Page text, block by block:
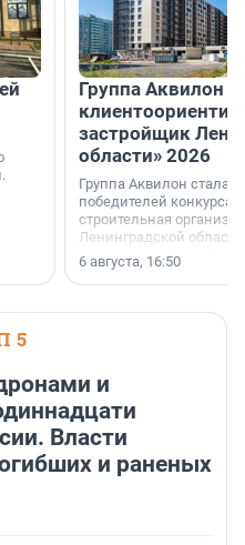
Группа Аквилон
застройщик
области» 2026
Группа Аквилон стала
победителей конкурса
строительная
Ленинградской области
номинации «Самый
застройщик
области».
6 августа, 16:50
5
и
Власти
и раненых